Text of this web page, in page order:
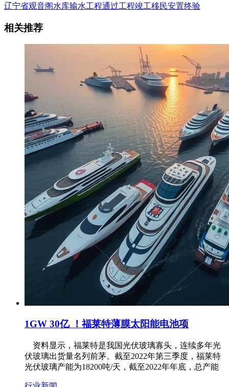
辽宁省观音阁水库输水工程通过工程竣工移民安置终验
相关推荐
1GW 30亿 ！福莱特薄膜太阳能电池项
资料显示，福莱特是我国光伏玻璃寡头，连续多年光
伏玻璃出货量名列前茅。截至2022年第三季度，福莱特
光伏玻璃产能为18200吨/天，截至2022年年底，总产能